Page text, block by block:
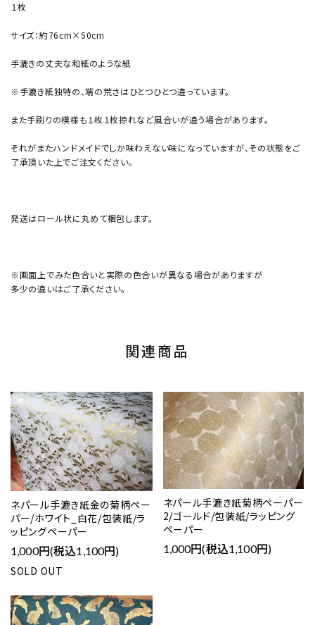
１枚
サイズ：約76cm×50cm
手漉きの丈夫な和紙のような紙
※手漉き紙独特の、端の荒さはひとつひとつ違っています。
また手刷りの模様も１枚１枚掠れなど風合いが違う場合があります。
それがまたハンドメイドでしか味わえない味になっていますが、その状態をご
了承頂いた上でご注文ください。
発送はロール状に丸めて梱包します。
※画面上でみた色合いと実際の色合いが異なる場合がありますが
多少の違いはご了承ください。
関連商品
ネパール手漉き紙金の菊柄ペー
パー/ホワイト_白花/包装紙/ラ
ッピングペーパー
1,000円(税込1,100円)
SOLD OUT
ネパール手漉き紙菊柄ペーパー
2/ゴールド/包装紙/ラッピング
ペーパー
1,000円(税込1,100円)